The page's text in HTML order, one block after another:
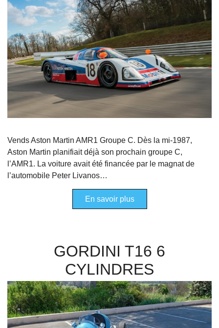
Vends Aston Martin AMR1 Groupe C. Dès la mi-1987,
Aston Martin planifiait déjà son prochain groupe C,
l’AMR1. La voiture avait été financée par le magnat de
l’automobile Peter Livanos…
En savoir plus
GORDINI T16 6
CYLINDRES